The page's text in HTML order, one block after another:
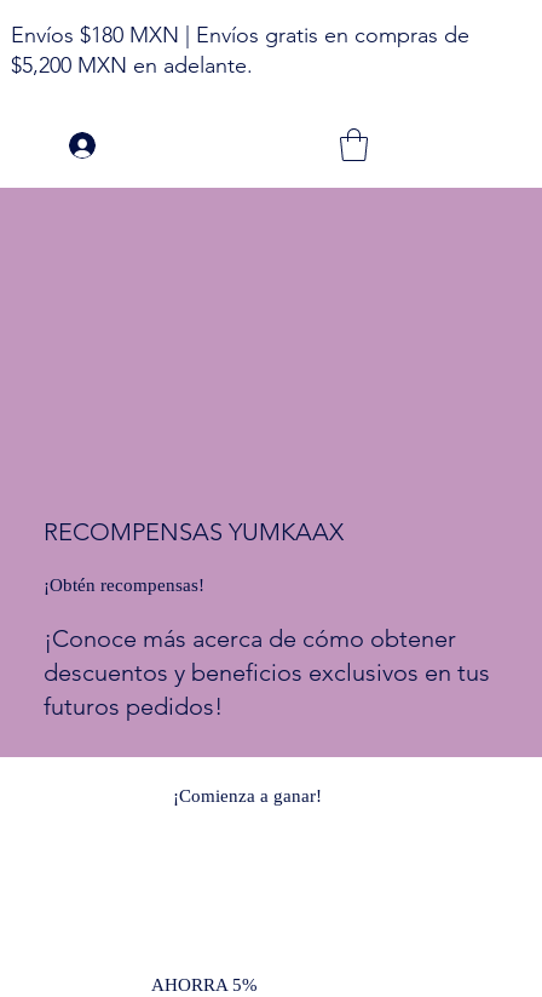
Envíos $180 MXN | Envíos gratis en compras de
$5,200 MXN en adelante.
¡Comienza a ganar!
AHORRA 5%
RECOMPENSAS YUMKAAX
¡Obtén recompensas!
¡Conoce más acerca de cómo obtener
descuentos y beneficios exclusivos en tus
futuros pedidos!